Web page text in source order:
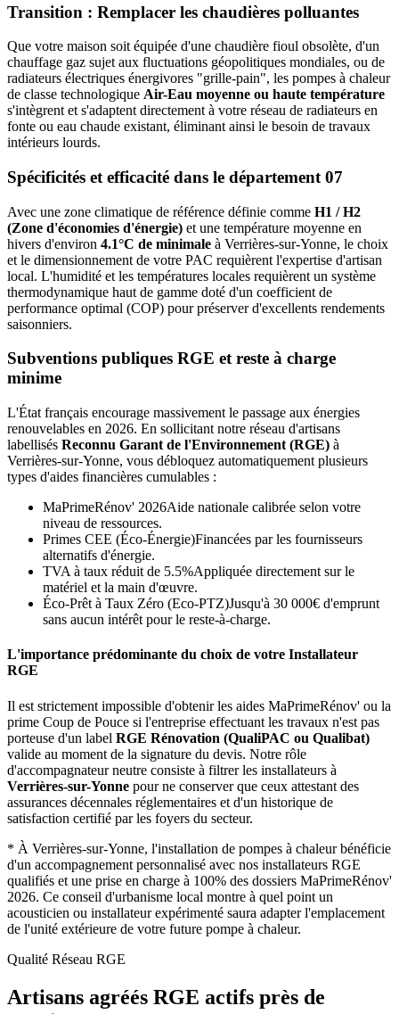
Transition : Remplacer les chaudières polluantes
Que votre maison soit équipée d'une chaudière fioul obsolète, d'un
chauffage gaz sujet aux fluctuations géopolitiques mondiales, ou de
radiateurs électriques énergivores "grille-pain", les pompes à chaleur
de classe technologique Air-Eau moyenne ou haute température
s'intègrent et s'adaptent directement à votre réseau de radiateurs en
fonte ou eau chaude existant, éliminant ainsi le besoin de travaux
intérieurs lourds.
Spécificités et efficacité dans le département 07
Avec une zone climatique de référence définie comme H1 / H2
(Zone d'économies d'énergie) et une température moyenne en
hivers d'environ 4.1°C de minimale à Verrières-sur-Yonne, le choix
et le dimensionnement de votre PAC requièrent l'expertise d'artisan
local. L'humidité et les températures locales requièrent un système
thermodynamique haut de gamme doté d'un coefficient de
performance optimal (COP) pour préserver d'excellents rendements
saisonniers.
Subventions publiques RGE et reste à charge
minime
L'État français encourage massivement le passage aux énergies
renouvelables en 2026. En sollicitant notre réseau d'artisans
labellisés Reconnu Garant de l'Environnement (RGE) à
Verrières-sur-Yonne, vous débloquez automatiquement plusieurs
types d'aides financières cumulables :
MaPrimeRénov' 2026Aide nationale calibrée selon votre
niveau de ressources.
Primes CEE (Éco-Énergie)Financées par les fournisseurs
alternatifs d'énergie.
TVA à taux réduit de 5.5%Appliquée directement sur le
matériel et la main d'œuvre.
Éco-Prêt à Taux Zéro (Eco-PTZ)Jusqu'à 30 000€ d'emprunt
sans aucun intérêt pour le reste-à-charge.
L'importance prédominante du choix de votre Installateur
RGE
Il est strictement impossible d'obtenir les aides MaPrimeRénov' ou la
prime Coup de Pouce si l'entreprise effectuant les travaux n'est pas
porteuse d'un label RGE Rénovation (QualiPAC ou Qualibat)
valide au moment de la signature du devis. Notre rôle
d'accompagnateur neutre consiste à filtrer les installateurs à
Verrières-sur-Yonne pour ne conserver que ceux attestant des
assurances décennales réglementaires et d'un historique de
satisfaction certifié par les foyers du secteur.
* À Verrières-sur-Yonne, l'installation de pompes à chaleur bénéficie
d'un accompagnement personnalisé avec nos installateurs RGE
qualifiés et une prise en charge à 100% des dossiers MaPrimeRénov'
2026. Ce conseil d'urbanisme local montre à quel point un
acousticien ou installateur expérimenté saura adapter l'emplacement
de l'unité extérieure de votre future pompe à chaleur.
Qualité Réseau RGE
Artisans agréés RGE actifs près de